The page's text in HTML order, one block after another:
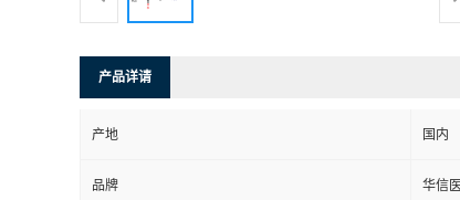
产品详请
产地 国内
品牌 华信